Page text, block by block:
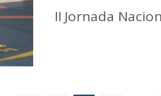
II Jornada